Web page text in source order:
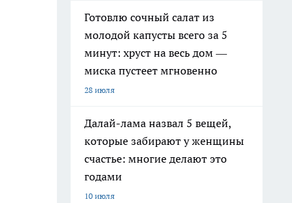
Готовлю сочный салат из
молодой капусты всего за 5
минут: хруст на весь дом —
миска пустеет мгновенно
28 июля
Далай-лама назвал 5 вещей,
которые забирают у женщины
счастье: многие делают это
годами
10 июля